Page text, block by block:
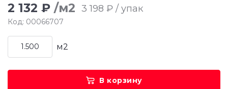
2 132 ₽ /м2 3 198 ₽ / упак
Код: 00066707
м2
В корзину